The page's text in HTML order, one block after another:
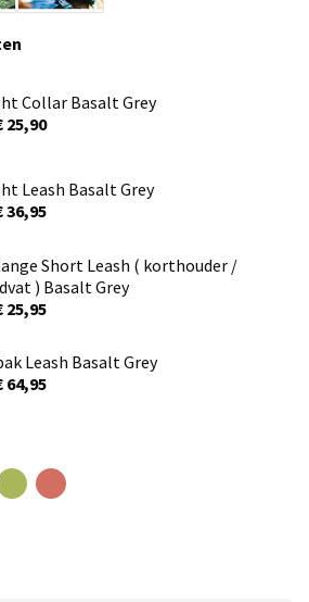
Collar Basalt Grey
25,90
Leash Basalt Grey
36,95
Short Leash ( korthouder /
) Basalt Grey
25,95
Leash Basalt Grey
64,95